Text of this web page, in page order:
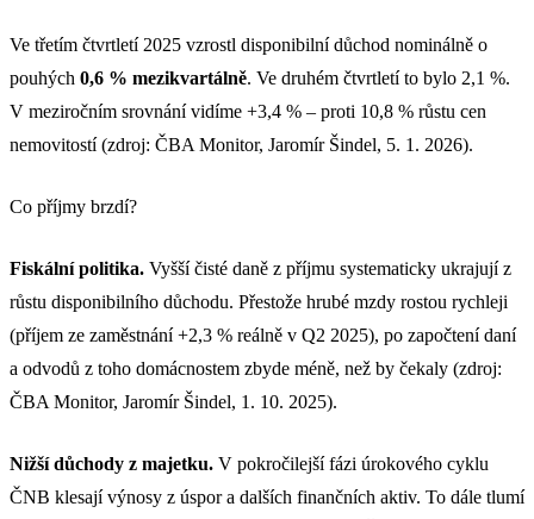
Ve třetím čtvrtletí 2025 vzrostl disponibilní důchod nominálně o
pouhých 0,6 % mezikvartálně. Ve druhém čtvrtletí to bylo 2,1 %.
V meziročním srovnání vidíme +3,4 % – proti 10,8 % růstu cen
nemovitostí (zdroj: ČBA Monitor, Jaromír Šindel, 5. 1. 2026).
Co příjmy brzdí?
Fiskální politika. Vyšší čisté daně z příjmu systematicky ukrajují z
růstu disponibilního důchodu. Přestože hrubé mzdy rostou rychleji
(příjem ze zaměstnání +2,3 % reálně v Q2 2025), po započtení daní
a odvodů z toho domácnostem zbyde méně, než by čekaly (zdroj:
ČBA Monitor, Jaromír Šindel, 1. 10. 2025).
Nižší důchody z majetku. V pokročilejší fázi úrokového cyklu
ČNB klesají výnosy z úspor a dalších finančních aktiv. To dále tlumí